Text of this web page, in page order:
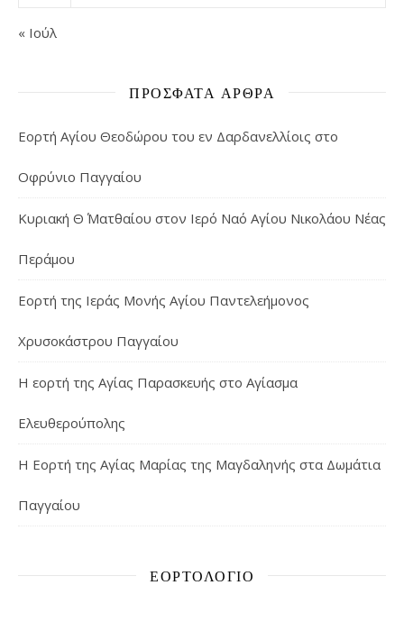
« Ιούλ
ΠΡΌΣΦΑΤΑ ΆΡΘΡΑ
Εορτή Αγίου Θεοδώρου του εν Δαρδανελλίοις στο
Οφρύνιο Παγγαίου
Κυριακή Θ΄ Ματθαίου στον Ιερό Ναό Αγίου Νικολάου Νέας
Περάμου
Εορτή της Ιεράς Μονής Αγίου Παντελεήμονος
Χρυσοκάστρου Παγγαίου
Η εορτή της Αγίας Παρασκευής στο Αγίασμα
Ελευθερούπολης
H Εορτή της Αγίας Μαρίας της Μαγδαληνής στα Δωμάτια
Παγγαίου
ΕΟΡΤΟΛΌΓΙΟ